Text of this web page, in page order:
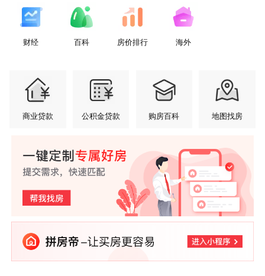
财经 百科 房价排行 海外
商业贷款 公积金贷款 购房百科 地图找房